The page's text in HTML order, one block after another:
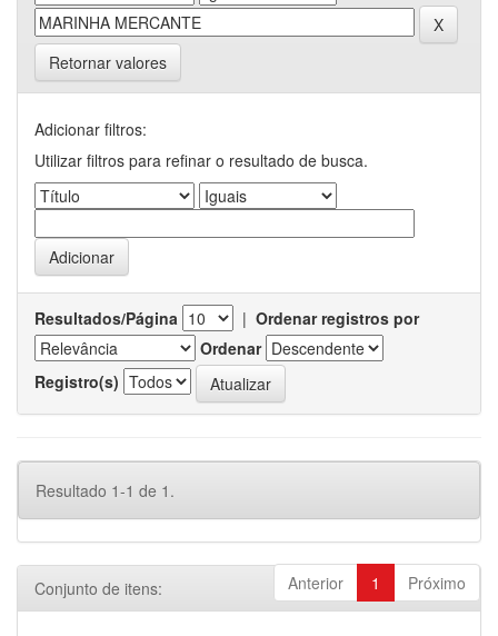
Retornar valores
Adicionar filtros:
Utilizar filtros para refinar o resultado de busca.
Resultados/Página | Ordenar registros por
Ordenar
Registro(s)
Resultado 1-1 de 1.
Anterior 1 Próximo
Conjunto de itens: